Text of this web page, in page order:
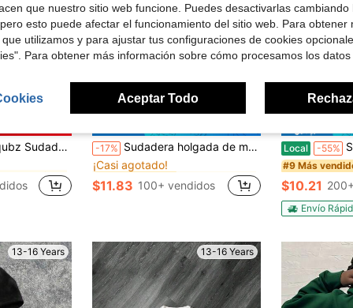
callejero Y2K, Halloween, estampado de letras
en Ropa de finales de otoño para adolescentes varo
en Ropa de finales de otoño para adolescentes varo
-17% Sudadera holgada de manga larga con estampado de letras para adolescentes/jóvenes, adecuada para otoño/invierno, ideal para uso diario de estudiantes, fiestas, escuela, festivales de música, vacaciones, viajes, también excelente como regalo para familiares y amigos
#9 Más vendidos en Vacaciones Sudaderas para chicos adolescentes
¡Casi agotado!
#9 Más vendidos
¡Casi agotado!
#9 Más vendidos
¡Casi agotado!
#9 Más vendidos en Vacaciones Sudaderas para chicos adolescentes
$11.83 100+ vendidos
Local -55%
#9 Más
$10.21
Envío
13-16 Years 13-16 Years
que nuestro sitio web funcione. Puedes desactivarlas cambiando
esto puede afectar el funcionamiento del sitio web. Para obtener
utilizamos y para ajustar tus configuraciones de cookies
Para obtener más información sobre cómo procesamos los
Aceptar Todo